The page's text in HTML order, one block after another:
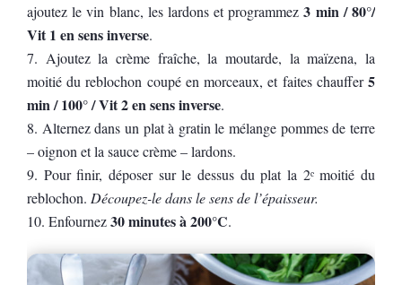
ajoutez le vin blanc, les lardons et programmez3 min / 80°/
Vit 1 en sens inverse.
Ajoutez la crème fraîche, la moutarde, la maïzena, la
moitié du reblochon coupé en morceaux, et faites chauffer5
min / 100° / Vit 2 en sens inverse.
Alternez dans un plat à gratin le mélange pommes de terre
– oignon et la sauce crème – lardons.
Pour finir, déposer sur le dessus du plat la 2ᵉ moitié du
reblochon. Découpez-le dans le sens de l’épaisseur.
Enfournez30 minutes à 200°C.